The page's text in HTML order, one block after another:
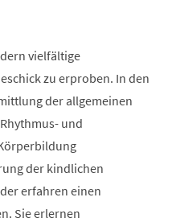
vielfältige
zu erproben. In den
der allgemeinen
und
der kindlichen
erfahren einen
Sie erlernen